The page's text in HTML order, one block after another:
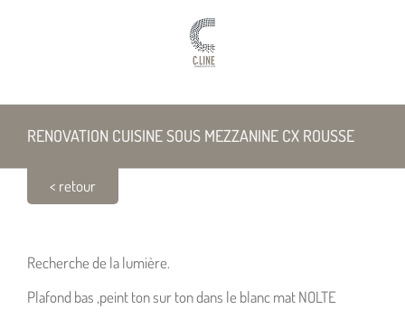
RENOVATION CUISINE SOUS MEZZANINE CX ROUSSE
< retour
Recherche de la lumière.
Plafond bas ,peint ton sur ton dans le blanc mat NOLTE